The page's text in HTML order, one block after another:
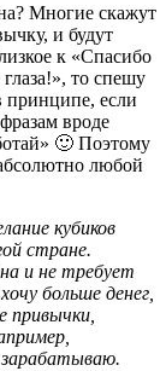
Многие скажут
и будут
к «Спасибо
то спешу
принципе, если
вроде
🙂 Поэтому
любой
кубиков
стране.
и не требует
больше денег,
привычки,
зарабатываю.